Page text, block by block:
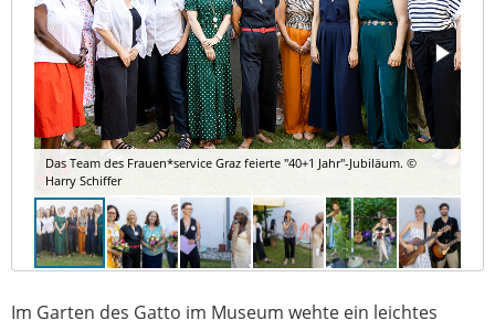
Das Team des Frauen*service Graz feierte "40+1 Jahr"-Jubiläum. ©
Harry Schiffer
Im Garten des Gatto im Museum wehte ein leichtes